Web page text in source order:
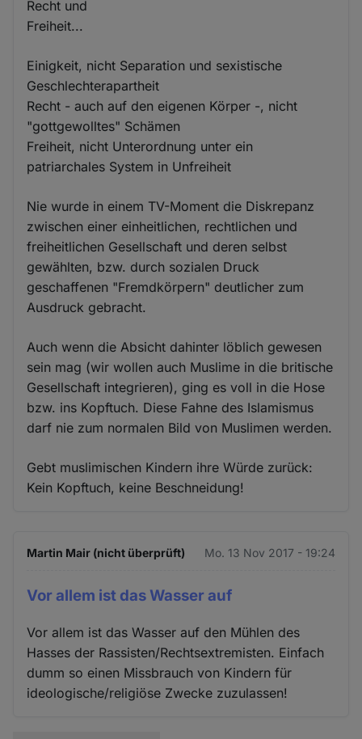
Recht und
Freiheit...
Einigkeit, nicht Separation und sexistische
Geschlechterapartheit
Recht - auch auf den eigenen Körper -, nicht
"gottgewolltes" Schämen
Freiheit, nicht Unterordnung unter ein
patriarchales System in Unfreiheit
Nie wurde in einem TV-Moment die Diskrepanz
zwischen einer einheitlichen, rechtlichen und
freiheitlichen Gesellschaft und deren selbst
gewählten, bzw. durch sozialen Druck
geschaffenen "Fremdkörpern" deutlicher zum
Ausdruck gebracht.
Auch wenn die Absicht dahinter löblich gewesen
sein mag (wir wollen auch Muslime in die britische
Gesellschaft integrieren), ging es voll in die Hose
bzw. ins Kopftuch. Diese Fahne des Islamismus
darf nie zum normalen Bild von Muslimen werden.
Gebt muslimischen Kindern ihre Würde zurück:
Kein Kopftuch, keine Beschneidung!
Martin Mair (nicht überprüft) Mo. 13 Nov 2017 - 19:24
Vor allem ist das Wasser auf
Vor allem ist das Wasser auf den Mühlen des
Hasses der Rassisten/Rechtsextremisten. Einfach
dumm so einen Missbrauch von Kindern für
ideologische/religiöse Zwecke zuzulassen!